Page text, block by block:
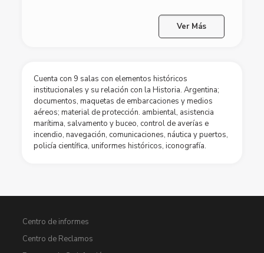
Ver Más
Cuenta con 9 salas con elementos históricos
institucionales y su relación con la Historia. Argentina;
documentos, maquetas de embarcaciones y medios
aéreos; material de protección. ambiental, asistencia
marítima, salvamento y buceo, control de averías e
incendio, navegación, comunicaciones, náutica y puertos,
policía científica, uniformes históricos, iconografía.
Centro de informes
Centro de Reclamos